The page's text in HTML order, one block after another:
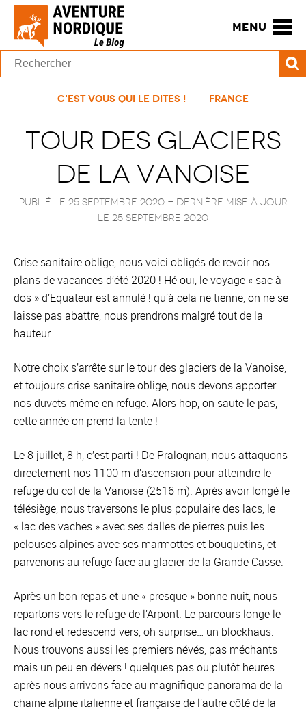
MENU
C'est vous qui le dites ! France
Tour des Glaciers
de la Vanoise
Publié le 25 septembre 2020- Dernière mise à jour
le 25 septembre 2020
Crise sanitaire oblige, nous voici obligés de revoir nos
plans de vacances d’été 2020 ! Hé oui, le voyage « sac à
dos » d’Equateur est annulé ! qu’à cela ne tienne, on ne se
laisse pas abattre, nous prendrons malgré tout de la
hauteur.
Notre choix s’arrête sur le tour des glaciers de la Vanoise,
et toujours crise sanitaire oblige, nous devons apporter
nos duvets même en refuge. Alors hop, on saute le pas,
cette année on prend la tente !
Le 8 juillet, 8 h, c’est parti ! De Pralognan, nous attaquons
directement nos 1100 m d’ascension pour atteindre le
refuge du col de la Vanoise (2516 m). Après avoir longé le
télésiège, nous traversons le plus populaire des lacs, le
« lac des vaches » avec ses dalles de pierres puis les
pelouses alpines avec ses marmottes et bouquetins, et
parvenons au refuge face au glacier de la Grande Casse.
Après un bon repas et une « presque » bonne nuit, nous
repartons vers le refuge de l’Arpont. Le parcours longe le
lac rond et redescend vers, oh surprise… un blockhaus.
Nous trouvons aussi les premiers névés, pas méchants
mais un peu en dévers ! quelques pas ou plutôt heures
après nous arrivons face au magnifique panorama de la
chaine alpine italienne et française de l’autre côté de la